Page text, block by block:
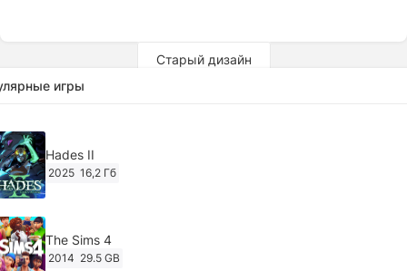
Старый дизайн
игры
Hades II
2025 16,2 Гб
The Sims 4
2014 29.5 GB